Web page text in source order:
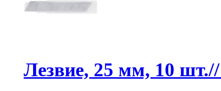
Лезвие, 25 мм, 10